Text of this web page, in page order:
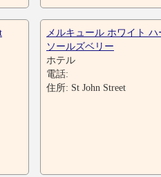
メルキュール ホワイト ハ
ソールズベリー
ホテル
電話:
住所: St John Street